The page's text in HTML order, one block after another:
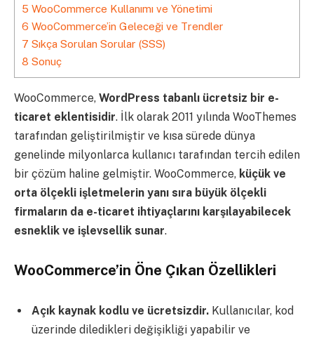
5 WooCommerce Kullanımı ve Yönetimi
6 WooCommerce’in Geleceği ve Trendler
7 Sıkça Sorulan Sorular (SSS)
8 Sonuç
WooCommerce, WordPress tabanlı ücretsiz bir e-
ticaret eklentisidir. İlk olarak 2011 yılında WooThemes
tarafından geliştirilmiştir ve kısa sürede dünya
genelinde milyonlarca kullanıcı tarafından tercih edilen
bir çözüm haline gelmiştir. WooCommerce, küçük ve
orta ölçekli işletmelerin yanı sıra büyük ölçekli
firmaların da e-ticaret ihtiyaçlarını karşılayabilecek
esneklik ve işlevsellik sunar.
WooCommerce’in Öne Çıkan Özellikleri
Açık kaynak kodlu ve ücretsizdir. Kullanıcılar, kod
üzerinde diledikleri değişikliği yapabilir ve